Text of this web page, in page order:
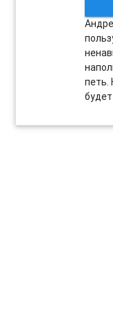
петь.